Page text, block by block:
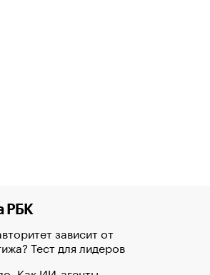
РБК
зависит от
Тест для лидеров